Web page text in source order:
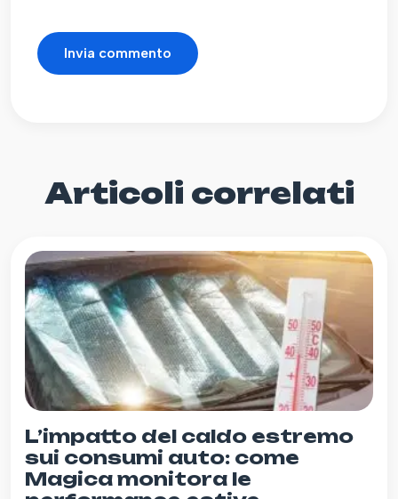
Articoli correlati
L’impatto del caldo estremo
sui consumi auto: come
Magica monitora le